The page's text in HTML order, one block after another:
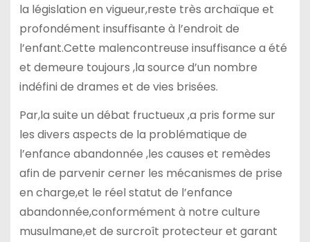
la législation en vigueur,reste très archaïque et
profondément insuffisante à l’endroit de
l’enfant.Cette malencontreuse insuffisance a été
et demeure toujours ,la source d’un nombre
indéfini de drames et de vies brisées.
Par,la suite un débat fructueux ,a pris forme sur
les divers aspects de la problématique de
l’enfance abandonnée ,les causes et remèdes
afin de parvenir cerner les mécanismes de prise
en charge,et le réel statut de l’enfance
abandonnée,conformément à notre culture
musulmane,et de surcroît protecteur et garant